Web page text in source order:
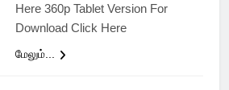
Here 360p Tablet Version For
Download Click Here
மேலும்...